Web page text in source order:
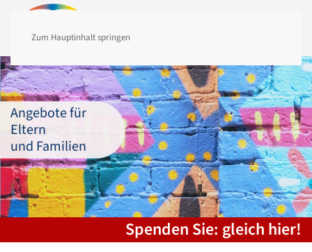
Zum Hauptinhalt springen
Angebote für
Eltern
und Familien
Spenden Sie: gleich hier!